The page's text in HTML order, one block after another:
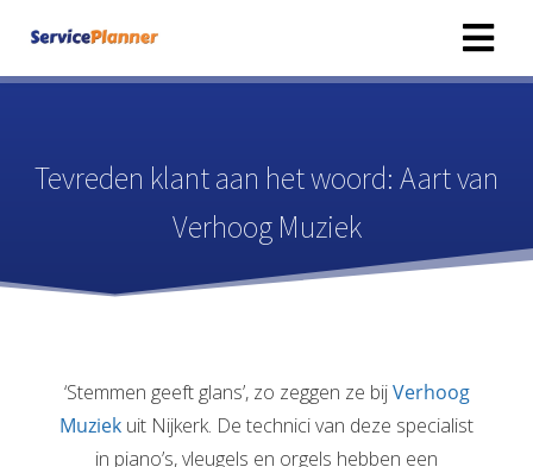
Tevreden klant aan het woord: Aart van
Verhoog Muziek
‘Stemmen geeft glans’, zo zeggen ze bijVerhoog
Muziek uit Nijkerk. De technici van deze specialist
in piano’s, vleugels en orgels hebben een